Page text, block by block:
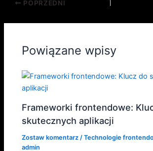
POPRZEDNI
Powiązane wpisy
Frameworki frontendowe:
skutecznych aplikacji
Zostaw komentarz /Technologie
admin